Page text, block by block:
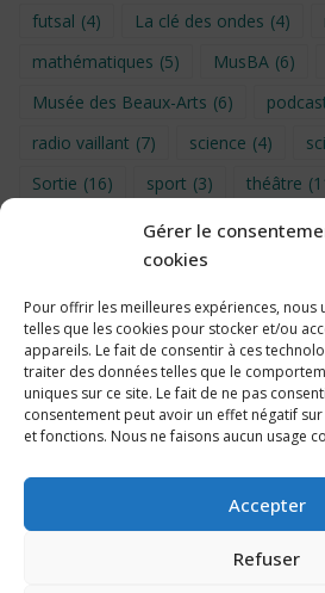
Gérer le
cookies
Pour offrir les meilleures expériences, nous
telles que les cookies pour stocker et/ou
appareils. Le fait de consentir à ces
traiter des données telles que le
uniques sur ce site. Le fait de ne pas
consentement peut avoir un effet négatif
et fonctions. Nous ne faisons aucun usage
Accepter
Refuser
futsal (4) La clé des ondes (4)
mathématiques (5) MusBA (6)
Musée des Beaux-Arts (6)
radio vaillant (7) science (4)
Sortie (16) sport (3) théâtre
UNSS (9) upe2a (7)
Voyage en provence 2026
Voyage à Bruxelles 2024 (4)
éco-délégués (7)
Politique de